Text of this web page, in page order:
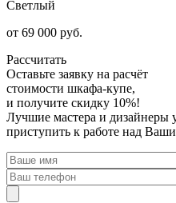
Светлый
от 69 000 руб.
Рассчитать
Оставьте заявку на расчёт
стоимости шкафа-купе,
и получите скидку 10%!
Лучшие мастера и дизайнеры
приступить к работе над